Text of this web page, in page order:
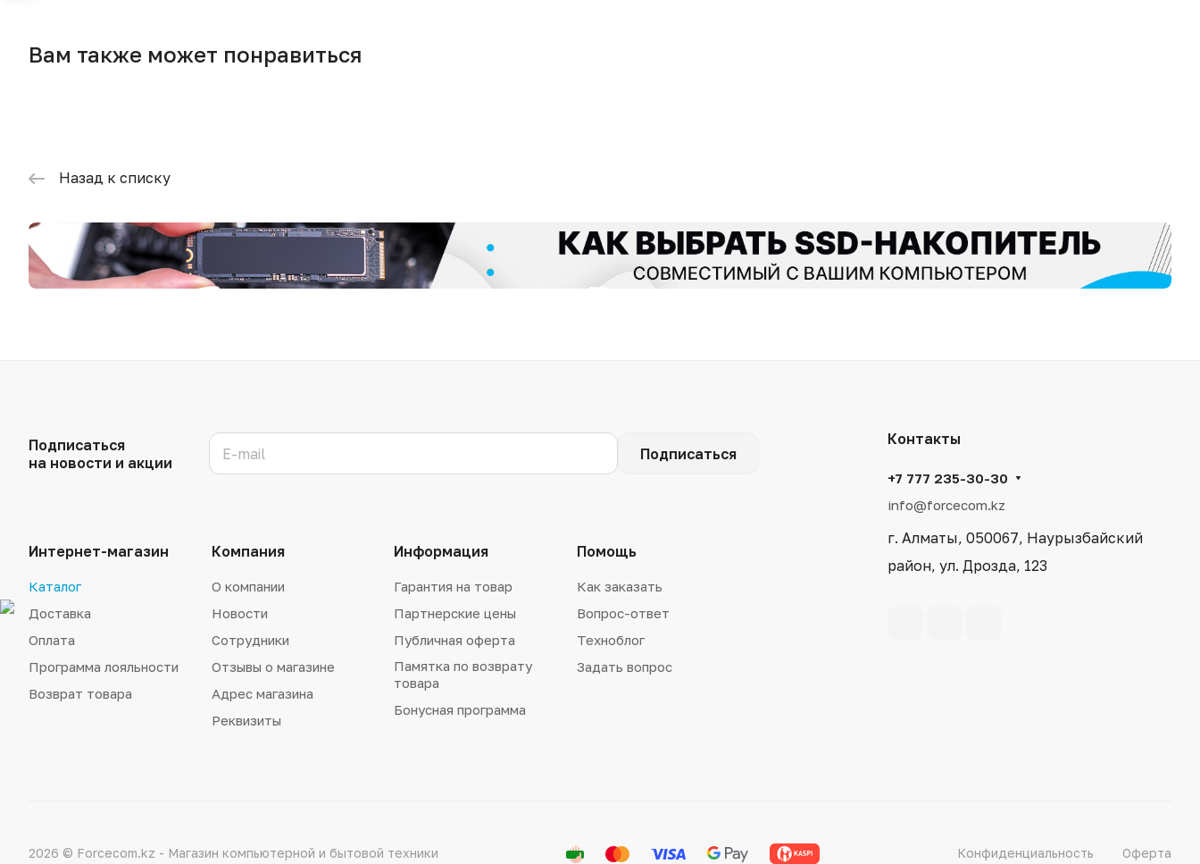
Вам также может понравиться
Назад к списку
Подписаться
на новости и акции
Подписаться
Интернет-магазин
Каталог
Доставка
Оплата
Программа лояльности
Возврат товара
Компания
О компании
Новости
Сотрудники
Отзывы о магазине
Адрес магазина
Реквизиты
Информация
Гарантия на товар
Партнерские цены
Публичная оферта
Памятка по возврату
товара
Бонусная программа
Помощь
Как заказать
Вопрос-ответ
Техноблог
Задать вопрос
Контакты
+7 777 235-30-30
info@forcecom.kz
г. Алматы, 050067, Наурызбайский
район, ул. Дрозда, 123
2026 © Forcecom.kz - Магазин компьютерной и бытовой техники Конфиденциальность Оферта